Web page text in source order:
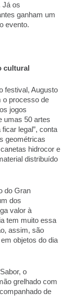
Já os
ganham um
evento.
cultural
festival, Augusto
o processo de
jogos
umas 50 artes
legal”, conta
geométricas
hidrocor e
distribuído
do Gran
dos
valor à
tem muito essa
assim, são
objetos do dia
o
grelhado com
de